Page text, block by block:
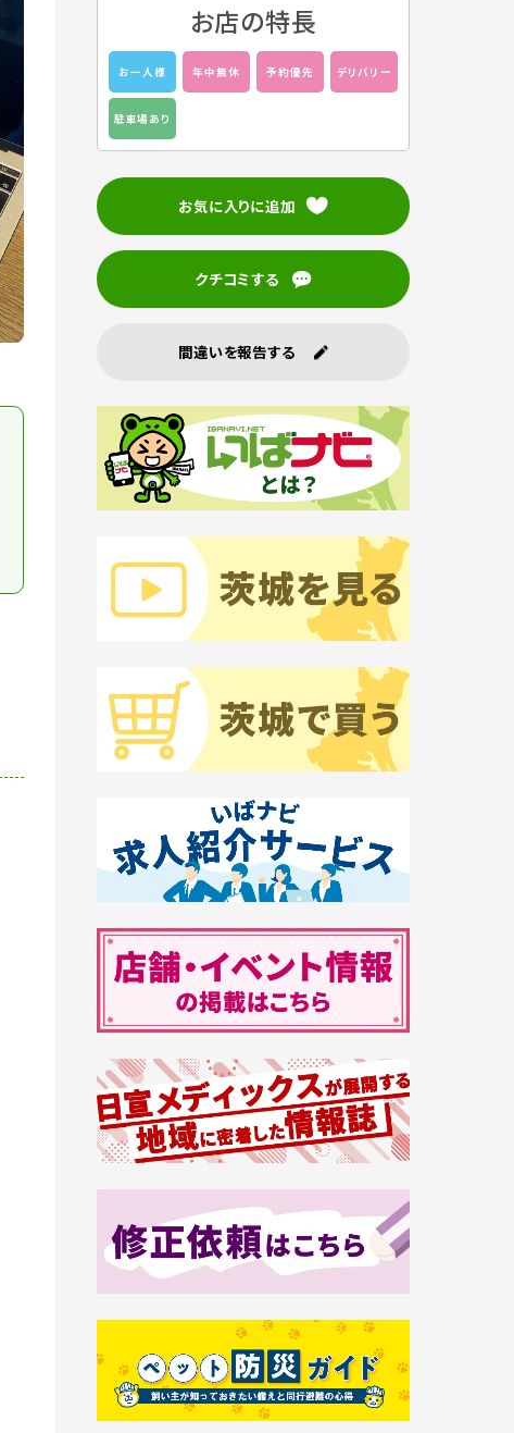
お店の特長
お一人様 年中無休 予約優先 デリバリー
駐車場あり
お気に入りに追加
クチコミする
間違いを報告する